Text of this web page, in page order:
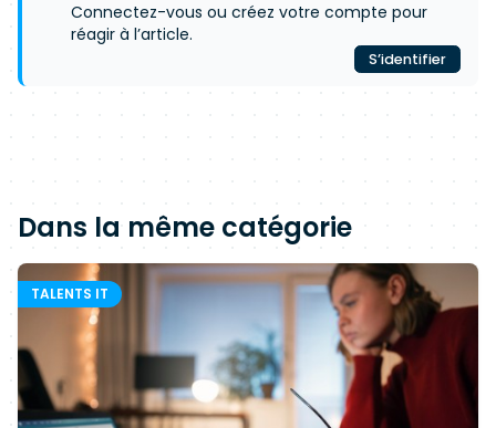
Connectez-vous ou créez votre compte pour
réagir à l’article.
S’identifier
Dans la même catégorie
TALENTS IT